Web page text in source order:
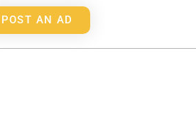
POST AN AD